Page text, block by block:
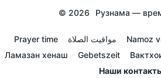
© 2026 Рузнама —
Prayer time مواقيت الصلاة Namoz
Ламазан хенаш
Gebetszeit
Наши